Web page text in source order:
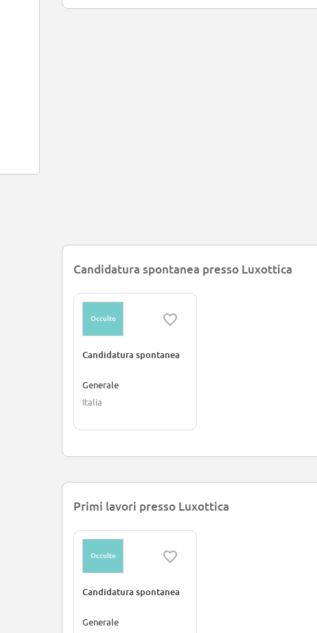
Candidatura spontanea presso Luxottica
Occulto
Candidatura spontanea
Generale
Italia
Primi lavori presso Luxottica
Occulto
Candidatura spontanea
Generale